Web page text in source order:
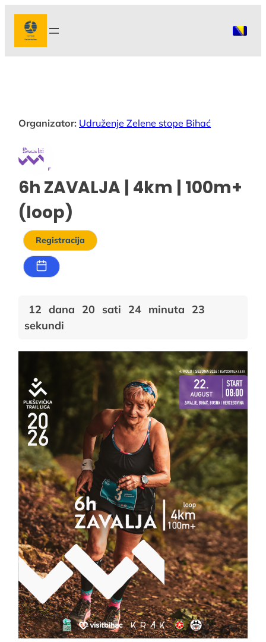
Idi
sadržaj
Organizator: Udruženje Zelene stope Bihać
6h ZAVALJA | 4km | 100m+
(loop)
Registracija
12 dana 20 sati 24 minuta
23
sekundi